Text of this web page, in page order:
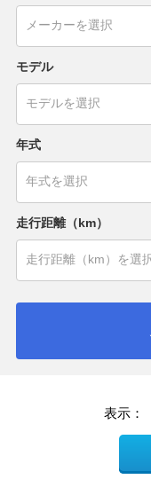
モデル
年式
走行距離（km）
表示：